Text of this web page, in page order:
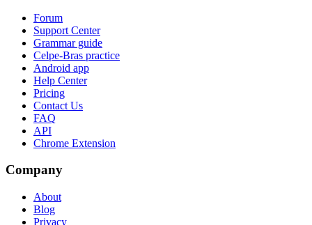
Forum
Support Center
Grammar guide
Celpe-Bras practice
Android app
Help Center
Pricing
Contact Us
FAQ
API
Chrome Extension
Company
About
Blog
Privacy